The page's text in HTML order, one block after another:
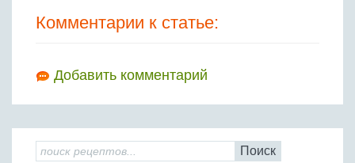
Комментарии к статье:
Добавить комментарий
Поиск